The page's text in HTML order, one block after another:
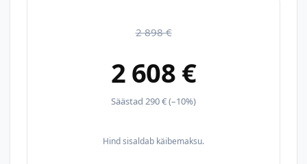
2 898 €
2 608 €
Säästad 290 € (–10%)
Hind sisaldab käibemaksu.